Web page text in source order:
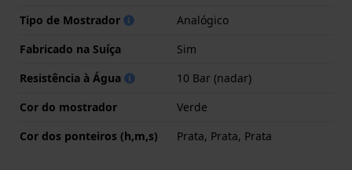
Tipo de Mostrador
Analógico
Fabricado na Suíça
Sim
Resistência à Água
10 Bar (nadar)
Cor do mostrador
Verde
Cor dos ponteiros (h,m,s)
Prata, Prata, Prata